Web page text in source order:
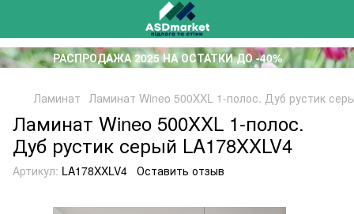
РАСПРОДАЖА 2025 НА ОСТАТКИ ДО -40%
Ламинат Ламинат Wineo 500XXL 1-полос. Дуб рустик
Ламинат Wineo 500XXL 1-полос.
Дуб рустик серый LA178XXLV4
Артикул: LA178XXLV4 Оставить отзыв